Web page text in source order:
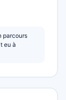
parcours
eu à